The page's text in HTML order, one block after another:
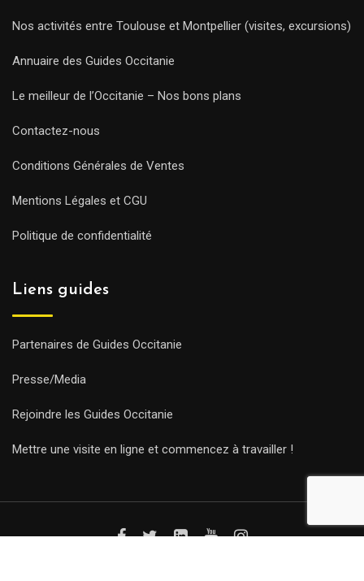
Nos activités entre Toulouse et Montpellier (visites, excursions)
Annuaire des Guides Occitanie
Le meilleur de l’Occitanie – Nos bons plans
Contactez-nous
Conditions Générales de Ventes
Mentions Légales et CGU
Politique de confidentialité
Liens guides
Partenaires de Guides Occitanie
Presse/Media
Rejoindre les Guides Occitanie
Mettre une visite en ligne et commencez à travailler !